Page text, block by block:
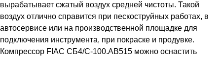
вырабатывает сжатый воздух средней чистоты. Такой
воздух отлично справится при пескоструйных работах, в
автосервисе или на производственной площадке для
подключения инструмента, при покраске и продувке.
Компрессор FIAC СБ4/С-100.АВ515 можно оснастить